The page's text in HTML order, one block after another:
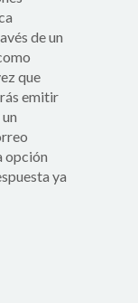
de un
que
emitir
opción
ya